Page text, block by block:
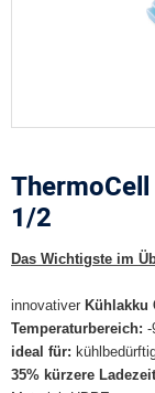
ThermoCell
1/2
Das Wichtigste im
innovativer Kühlakku
Temperaturbereich: -
ideal für:
35% kürzere Ladezeit